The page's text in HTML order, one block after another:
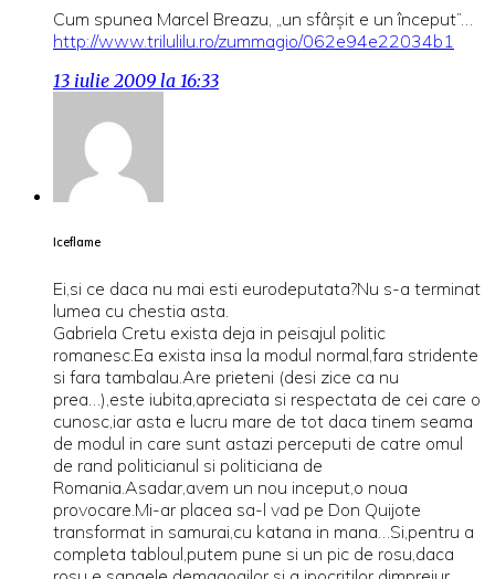
Cum spunea Marcel Breazu, „un sfârşit e un început”…
http://www.trilulilu.ro/zummagio/062e94e22034b1
13 iulie 2009 la 16:33
Iceflame
Ei,si ce daca nu mai esti eurodeputata?Nu s-a terminat
lumea cu chestia asta.
Gabriela Cretu exista deja in peisajul politic
romanesc.Ea exista insa la modul normal,fara stridente
si fara tambalau.Are prieteni (desi zice ca nu
prea…),este iubita,apreciata si respectata de cei care o
cunosc,iar asta e lucru mare de tot daca tinem seama
de modul in care sunt astazi perceputi de catre omul
de rand politicianul si politiciana de
Romania.Asadar,avem un nou inceput,o noua
provocare.Mi-ar placea sa-l vad pe Don Quijote
transformat in samurai,cu katana in mana…Si,pentru a
completa tabloul,putem pune si un pic de rosu,daca